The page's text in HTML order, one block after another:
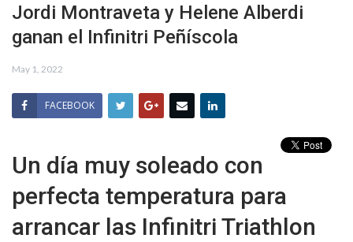
Jordi Montraveta y Helene Alberdi
ganan el Infinitri Peñíscola
May 1, 2022
FACEBOOK
Un día muy soleado con
perfecta temperatura para
arrancar las Infinitri Triathlon